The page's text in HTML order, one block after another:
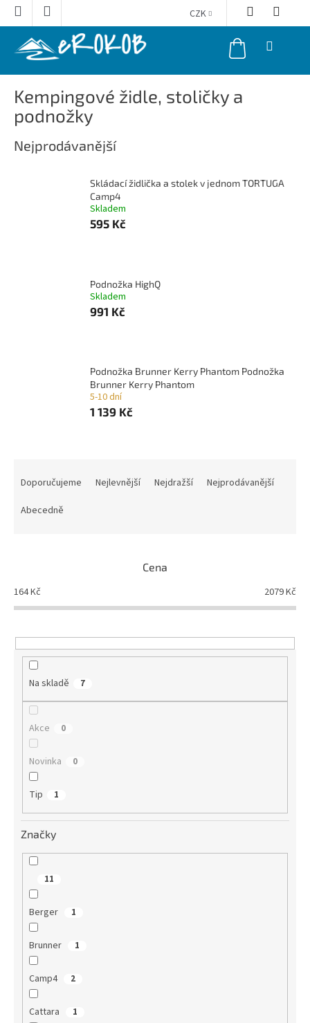
Přejít
CZK
NÁKUPNÍ
KOŠÍK
Kempingové židle, stoličky a
podnožky
Nejprodávanější
Skládací židlička a stolek v jednom TORTUGA
Camp4
Skladem
595 Kč
Podnožka HighQ
Skladem
991 Kč
Podnožka Brunner Kerry Phantom Podnožka
Brunner Kerry Phantom
5-10 dní
1 139 Kč
o
d
k
t
Doporučujeme Nejlevnější Nejdražší
Nejprodávanější
Abecedně
Cena
164Kč 2079Kč
Na skladě 7
Akce 0
Novinka 0
Tip 1
Značky
11
Berger 1
Brunner 1
Camp4 2
Cattara 1